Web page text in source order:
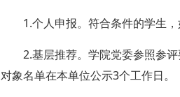
1.个人申报。符合条件的学生
2.基层推荐。学院党委参照参
对象名单在本单位公示3个工作日。